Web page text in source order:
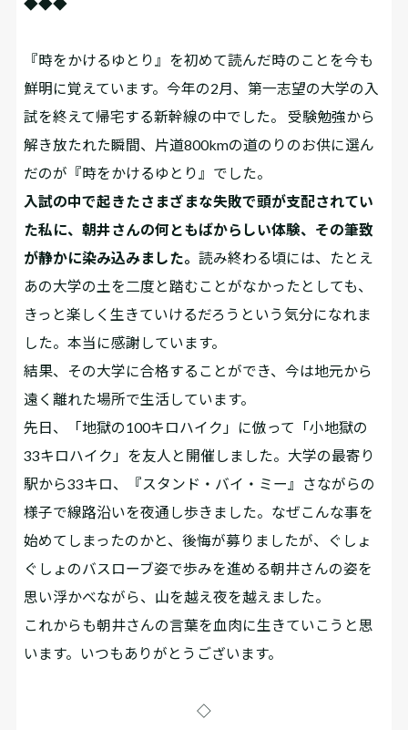
『時をかけるゆとり』を初めて読んだ時のことを今も
鮮明に覚えています。今年の2月、第一志望の大学の入
試を終えて帰宅する新幹線の中でした。 受験勉強から
解き放たれた瞬間、片道800kmの道のりのお供に選ん
だのが『時をかけるゆとり』でした。
入試の中で起きたさまざまな失敗で頭が支配されてい
た私に、朝井さんの何ともばからしい体験、その筆致
が静かに染み込みました。読み終わる頃には、たとえ
あの大学の土を二度と踏むことがなかったとしても、
きっと楽しく生きていけるだろうという気分になれま
した。本当に感謝しています。
結果、その大学に合格することができ、今は地元から
遠く離れた場所で生活しています。
先日、「地獄の100キロハイク」に倣って「小地獄の
33キロハイク」を友人と開催しました。大学の最寄り
駅から33キロ、『スタンド・バイ・ミー』さながらの
様子で線路沿いを夜通し歩きました。なぜこんな事を
始めてしまったのかと、後悔が募りましたが、ぐしょ
ぐしょのバスローブ姿で歩みを進める朝井さんの姿を
思い浮かべながら、山を越え夜を越えました。
これからも朝井さんの言葉を血肉に生きていこうと思
います。いつもありがとうございます。
◇